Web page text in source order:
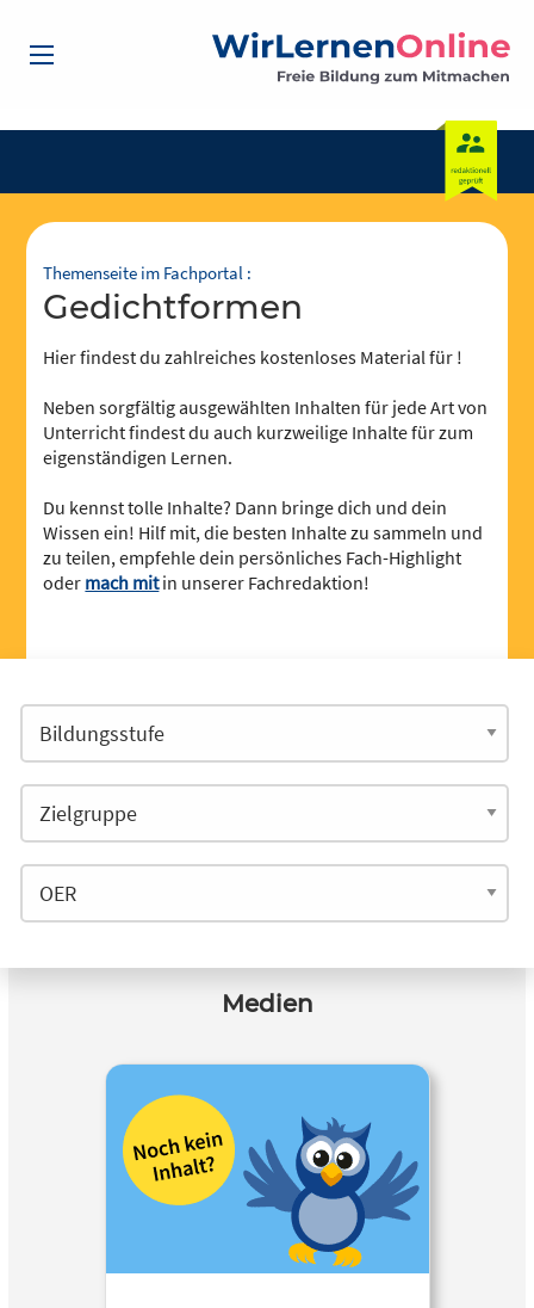
Themenseite im Fachportal :
Gedichtformen
Hier findest du zahlreiches kostenloses Material für !
Neben sorgfältig ausgewählten Inhalten für jede Art von
Unterricht findest du auch kurzweilige Inhalte für zum
eigenständigen Lernen.
Du kennst tolle Inhalte? Dann bringe dich und dein
Wissen ein! Hilf mit, die besten Inhalte zu sammeln und
zu teilen, empfehle dein persönliches Fach-Highlight
oder mach mitin unserer Fachredaktion!
Medien